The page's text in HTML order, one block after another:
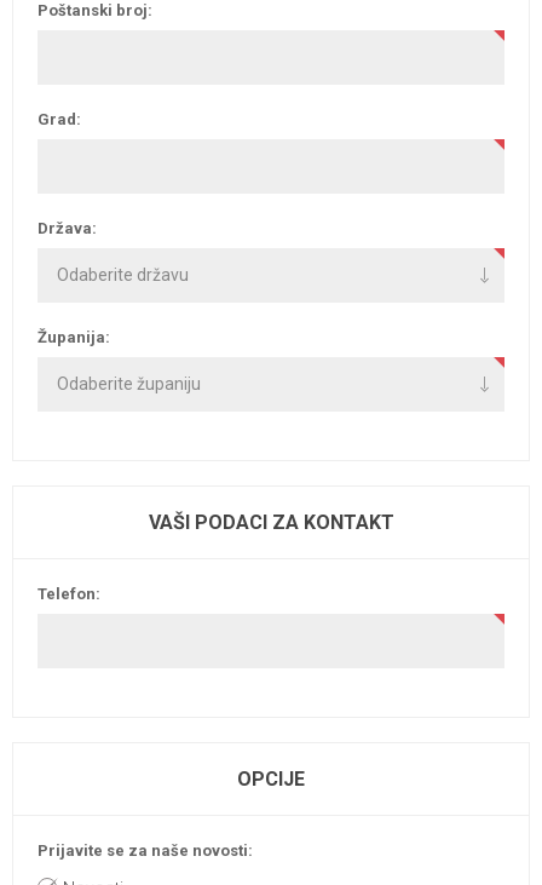
Poštanski broj:
Grad:
Država:
Županija:
VAŠI PODACI ZA KONTAKT
Telefon:
OPCIJE
Prijavite se za naše novosti: